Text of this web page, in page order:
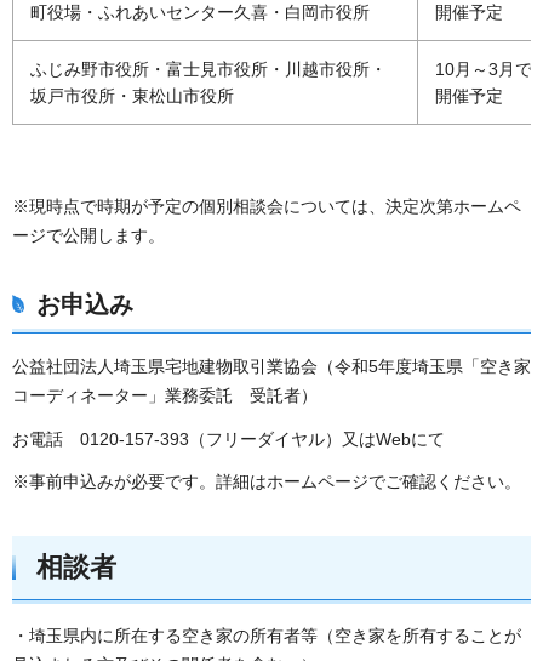
町役場・ふれあいセンター久喜・白岡市役所
開催予定
ふじみ野市役所・富士見市役所・川越市役所・
坂戸市役所・東松山市役所
10月～3月で
開催予定
※現時点で時期が予定の個別相談会については、決定次第ホームペ
ージで公開します。
お申込み
公益社団法人埼玉県宅地建物取引業協会（令和5年度埼玉県「空き家
コーディネーター」業務委託 受託者）
お電話 0120-157-393（フリーダイヤル）又はWebにて
※事前申込みが必要です。詳細はホームページでご確認ください。
相談者
・埼玉県内に所在する空き家の所有者等（空き家を所有することが